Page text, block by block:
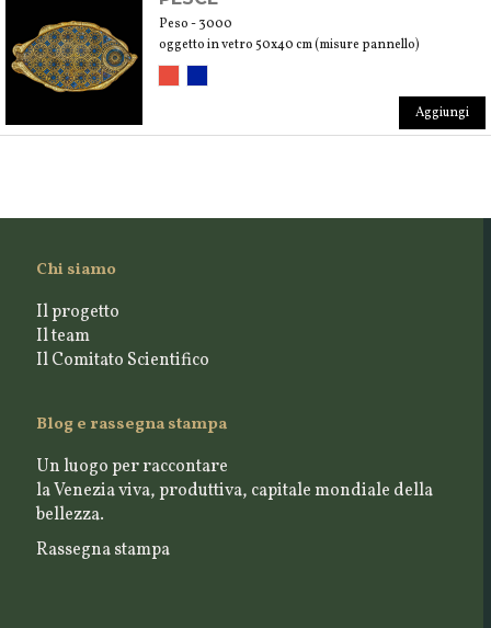
Peso - 3000
oggetto in vetro 50x40 cm (misure pannello)
Aggiungi
Chi siamo
Il progetto
Il team
Il Comitato Scientifico
Blog e rassegna stampa
Un luogo per raccontare
la Venezia viva, produttiva, capitale mondiale della
bellezza.
Rassegna stampa